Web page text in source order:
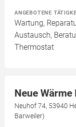
ANGEBOTENE
Wartung,
Austausch,
Thermostat
Neue Wärme
Neuhof 74, 53940
Barweiler)